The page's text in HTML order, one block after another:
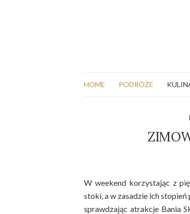
HOME PODRÓŻE
W weekend korzystając z
stoki, a w zasadzie ich
sprawdzając atrakcje Bania